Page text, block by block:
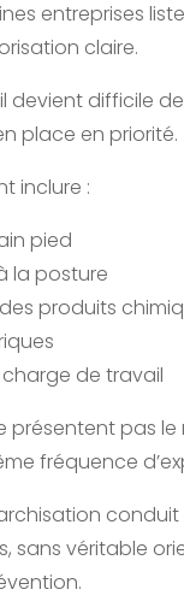
entreprises
claire.
devient difficile
place en priorité.
inclure :
pied
la posture
produits
charge de travail
présentent pas
fréquence
sans véritable